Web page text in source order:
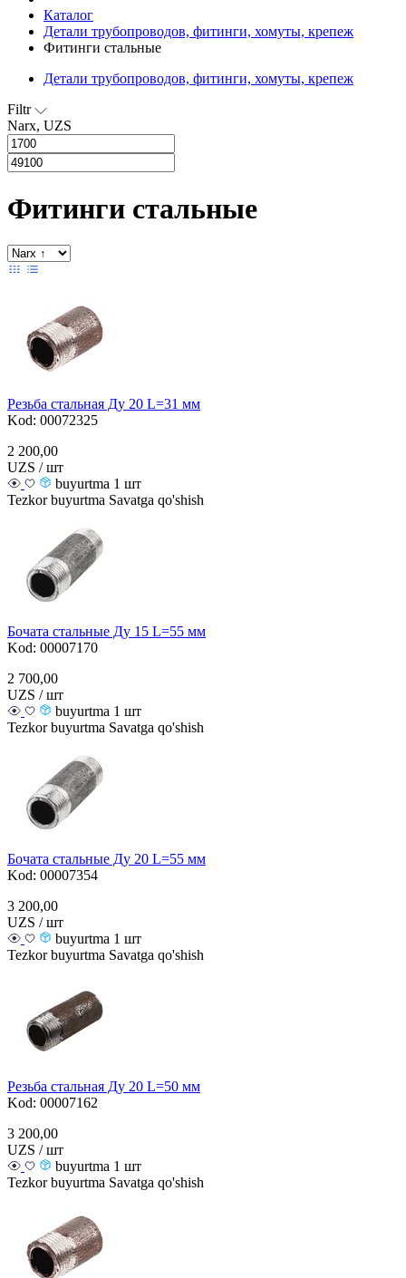
Каталог
Детали трубопроводов, фитинги, хомуты, крепеж
Фитинги стальные
Детали трубопроводов, фитинги, хомуты, крепеж
Filtr
Narx, UZS
Фитинги стальные
Резьба стальная Ду 20 L=31 мм
Kod: 00072325
2 200,00
UZS / шт
buyurtma 1 шт
Tezkor buyurtma Savatga qo'shish
Бочата стальные Ду 15 L=55 мм
Kod: 00007170
2 700,00
UZS / шт
buyurtma 1 шт
Tezkor buyurtma Savatga qo'shish
Бочата стальные Ду 20 L=55 мм
Kod: 00007354
3 200,00
UZS / шт
buyurtma 1 шт
Tezkor buyurtma Savatga qo'shish
Резьба стальная Ду 20 L=50 мм
Kod: 00007162
3 200,00
UZS / шт
buyurtma 1 шт
Tezkor buyurtma Savatga qo'shish